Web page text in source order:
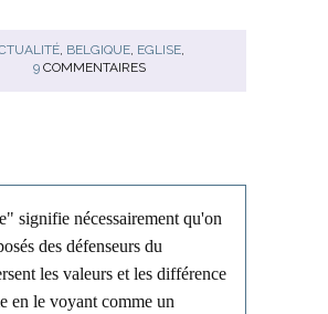
, BELGIQUE, EGLISE,
9 COMMENTAIRES
signifie nécessairement qu'on
des défenseurs du
les valeurs et les différence
en le voyant comme un